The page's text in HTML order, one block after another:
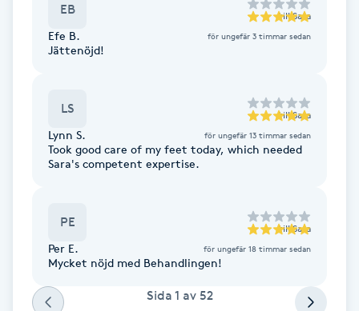
Fransar
Fransborttagning
Fransfärgning
EB till Sara
Efe B. för ungefär 3 timmar sedan
Jättenöjd!
LS till Sara
Lynn S. för ungefär 13 timmar sedan
Took good care of my feet today, which needed
Sara's competent expertise.
PE till Sara
Per E. för ungefär 18 timmar sedan
Mycket nöjd med Behandlingen!
Sida 1 av 52